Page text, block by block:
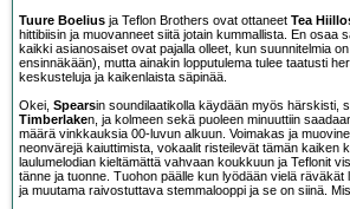
Tuure Boelius ja Teflon Brothers ovat ottaneet Tea
hittibiisin ja muovanneet siitä jotain kummallista. En osaa
kaikki asianosaiset ovat pajalla olleet, kun suunnitelmia
ensinnäkään), mutta ainakin lopputulema tulee taatusti
keskusteluja ja kaikenlaista säpinää.
Okei, Spearsin soundilaatikolla käydään myös härskisti,
Timberlaken, ja kolmeen sekä puoleen minuuttiin
määrä vinkkauksia 00-luvun alkuun. Voimakas ja
neonvärejä kaiuttimista, vokaalit risteilevät tämän kaiken
laulumelodian kieltämättä vahvaan koukkuun ja Teflonit
tänne ja tuonne. Tuohon päälle kun lyödään vielä räväkät
ja muutama raivostuttava stemmalooppi ja se on siinä.